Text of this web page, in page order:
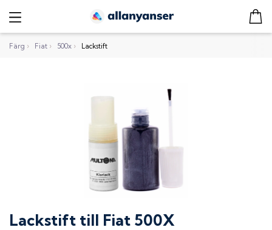
Färg › Fiat › 500x › Lackstift
Lackstift till Fiat 500X